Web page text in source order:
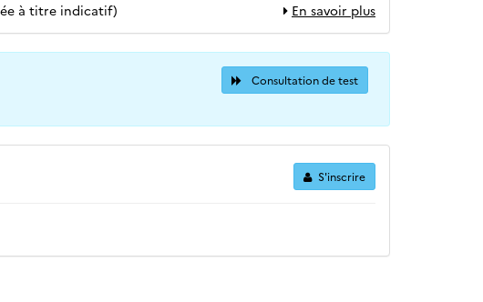
à titre indicatif) En savoir plus
Consultation de test
S'inscrire